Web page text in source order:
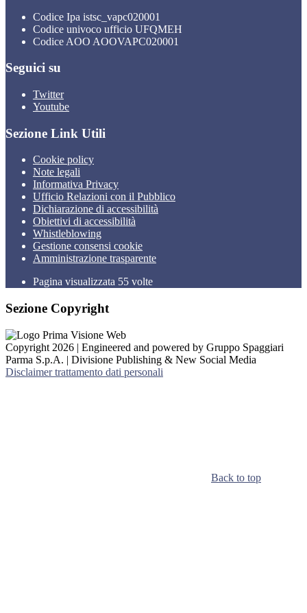
Codice Ipa istsc_vapc020001
Codice univoco ufficio UFQMEH
Codice AOO AOOVAPC020001
Seguici su
Twitter
Youtube
Sezione Link Utili
Cookie policy
Note legali
Informativa Privacy
Ufficio Relazioni con il Pubblico
Dichiarazione di accessibilità
Obiettivi di accessibilità
Whistleblowing
Gestione consensi cookie
Amministrazione trasparente
Pagina visualizzata 55 volte
Sezione Copyright
Copyright 2026 | Engineered and powered by Gruppo Spaggiari
Parma S.p.A. | Divisione Publishing & New Social Media
Disclaimer trattamento dati personali
Back to top